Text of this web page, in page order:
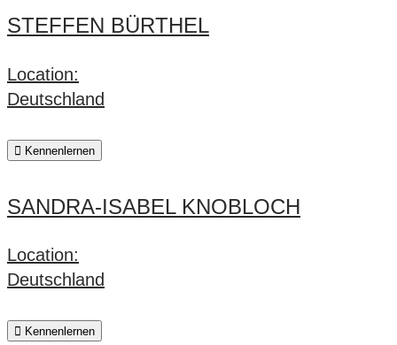
STEFFEN BÜRTHEL
Location:
Deutschland
Kennenlernen
SANDRA-ISABEL KNOBLOCH
Location:
Deutschland
Kennenlernen